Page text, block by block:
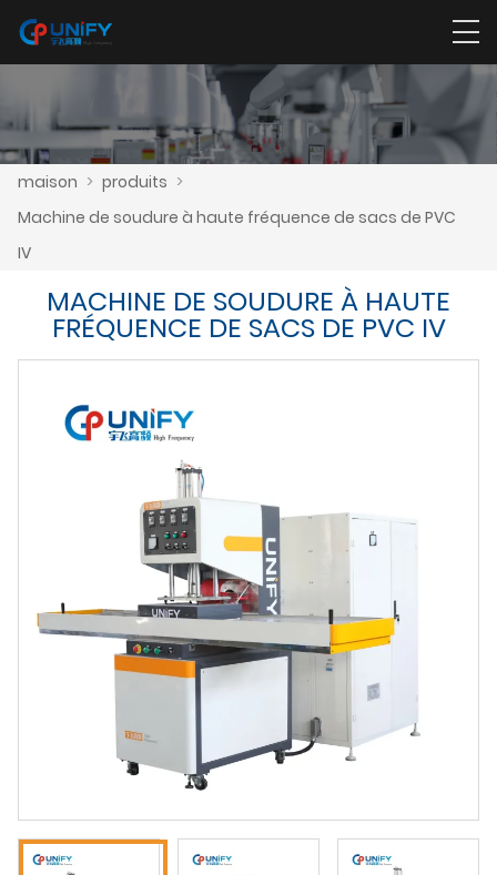
maison > produits >
Machine de soudure à haute fréquence de sacs de PVC
IV
MACHINE DE SOUDURE À HAUTE
FRÉQUENCE DE SACS DE PVC IV